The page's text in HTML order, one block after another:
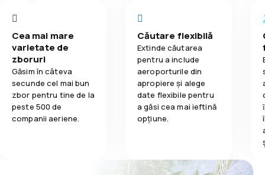
Cea mai mare
varietate de
zboruri
Găsim în câteva
secunde cel mai bun
zbor pentru tine de la
peste 500 de
companii aeriene.
Căutare flexibilă
Extinde căutarea
pentru a include
aeroporturile din
apropiere și alege
date flexibile pentru
a găsi cea mai ieftină
opțiune.